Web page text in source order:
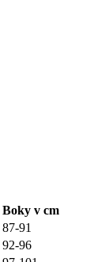
Boky v cm
87-91
92-96